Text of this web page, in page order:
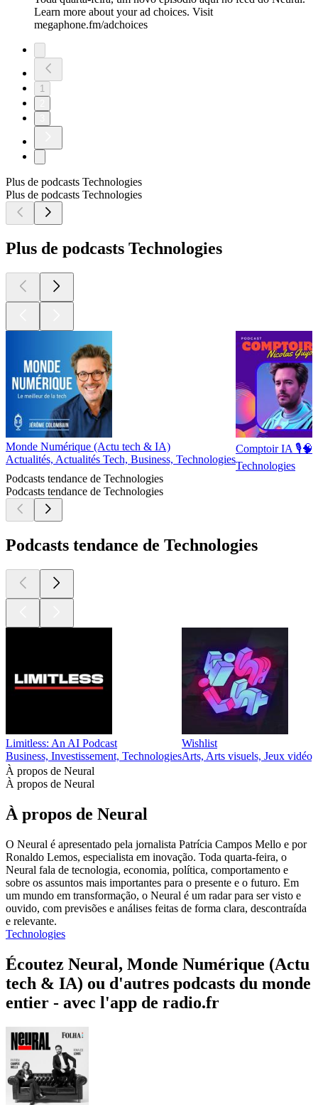
Learn more about your ad choices. Visit
megaphone.fm/adchoices
1
Plus de podcasts Technologies
Plus de podcasts Technologies
Plus de podcasts Technologies
Monde Numérique (Actu tech & IA)
Actualités, Actualités Tech, Business, Technologies
Comptoir IA
Technologies
Podcasts tendance de Technologies
Podcasts tendance de Technologies
Podcasts tendance de Technologies
Limitless: An AI Podcast
Business, Investissement, Technologies
Wishlist
Arts, Arts visuels, Jeux
À propos de Neural
À propos de Neural
À propos de Neural
O Neural é apresentado pela jornalista Patrícia Campos Mello e por
Ronaldo Lemos, especialista em inovação. Toda quarta-feira, o
Neural fala de tecnologia, economia, política, comportamento e
sobre os assuntos mais importantes para o presente e o futuro. Em
um mundo em transformação, o Neural é um radar para ser visto e
ouvido, com previsões e análises feitas de forma clara, descontraída
e relevante.
Technologies
Écoutez Neural, Monde Numérique (Actu
tech & IA) ou d'autres podcasts du monde
entier - avec l'app de radio.fr